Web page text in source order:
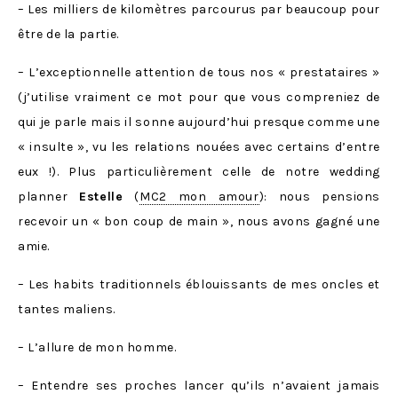
– Les milliers de kilomètres parcourus par beaucoup pour
être de la partie.
– L’exceptionnelle attention de tous nos « prestataires »
(j’utilise vraiment ce mot pour que vous compreniez de
qui je parle mais il sonne aujourd’hui presque comme une
« insulte », vu les relations nouées avec certains d’entre
eux !). Plus particulièrement celle de notre wedding
planner Estelle (MC2 mon amour): nous pensions
recevoir un « bon coup de main », nous avons gagné une
amie.
– Les habits traditionnels éblouissants de mes oncles et
tantes maliens.
– L’allure de mon homme.
– Entendre ses proches lancer qu’ils n’avaient jamais